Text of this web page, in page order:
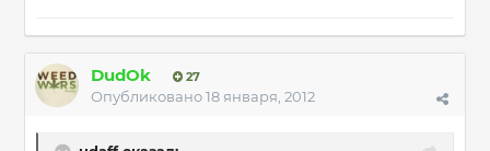
DudOk 27
Опубликовано18 января, 2012